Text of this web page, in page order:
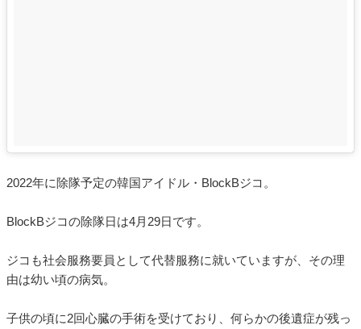
2022年に除隊予定の韓国アイドル・BlockBジコ。
BlockBジコの除隊日は4月29日です。
ジコも社会服務要員として代替服務に就いていますが、その理
由は幼い頃の病気。
子供の頃に2回心臓の手術を受けており、何らかの後遺症が残っ